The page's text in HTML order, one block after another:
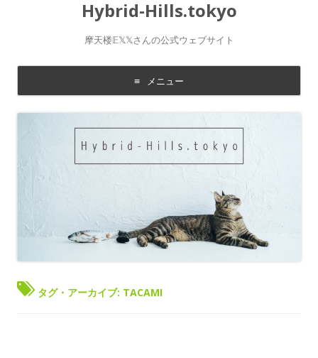
Hybrid-Hills.tokyo
摩天楼𝔼𝕏𝕏さんの公式ウェブサイト
メニュー
コ
ン
動
タグ・アーカイブ: TACAMI